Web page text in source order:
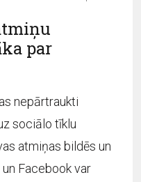
par
nepārtraukti
sociālo tīklu
atmiņas bildēs un
Facebook var